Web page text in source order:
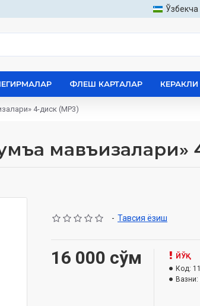
Ўзбекча
ФЛЕШ КАРТАЛАР
4-диск (МР3)
- Тавсия ёзиш
16 000 сўм
ЙЎҚ
Код:
Вазни: